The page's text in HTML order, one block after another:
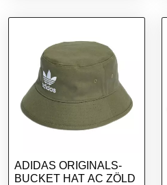
ADIDAS ORIGINALS-
BUCKET HAT AC ZÖLD